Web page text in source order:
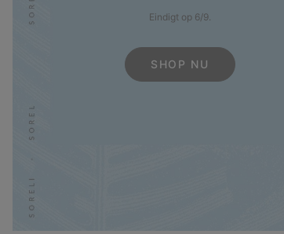
Eindigt op 6/9.
SHOP NU